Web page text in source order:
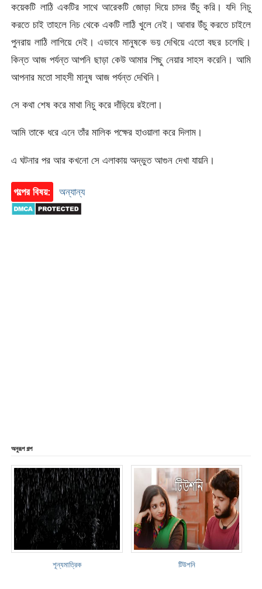
কয়েকটি লাঠি একটির সাথে আরেকটি জোড়া দিয়ে চাদর উঁচু করি। যদি নিচু
করতে চাই তাহলে নিচ থেকে একটি লাঠি খুলে নেই। আবার উঁচু করতে চাইলে
পুনরায় লাঠি লাগিয়ে দেই। এভাবে মানুষকে ভয় দেখিয়ে এতো বছর চলেছি।
কিন্ত আজ পর্যন্ত আপনি ছাড়া কেউ আমার পিছু নেয়ার সাহস করেনি। আমি
আপনার মতো সাহসী মানুষ আজ পর্যন্ত দেখিনি।
সে কথা শেষ করে মাথা নিচু করে দাঁড়িয়ে রইলো।
আমি তাকে ধরে এনে তাঁর মালিক পক্ষের হাওয়ালা করে দিলাম।
এ ঘটনার পর আর কখনো সে এলাকায় অদ্ভুত আগুন দেখা যায়নি।
গল্পের বিষয়: অন্যান্য
অনুরূপ গল্প
শূন্যমাত্রিক টিউশনি